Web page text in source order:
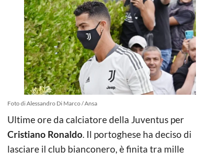
Foto di Alessandro Di Marco / Ansa
Ultime ore da calciatore della Juventus per
Cristiano Ronaldo. Il portoghese ha deciso di
lasciare il club bianconero, è finita tra mille